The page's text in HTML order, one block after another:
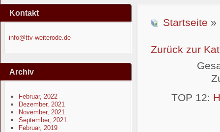
Kontakt
info@ttv-weiterode.de
Archiv
Februar, 2022
Dezember, 2021
November, 2021
September, 2021
Februar, 2019
Startseite »
Zurück zur
TOP 12: